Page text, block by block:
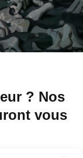
? Nos
vous